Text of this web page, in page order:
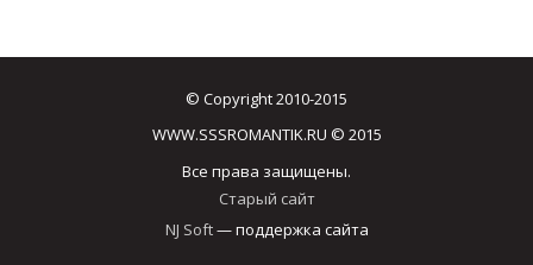
© Copyright 2010-2015
WWW.SSSROMANTIK.RU © 2015
Все права защищены.
Старый сайт
NJ Soft— поддержка сайта